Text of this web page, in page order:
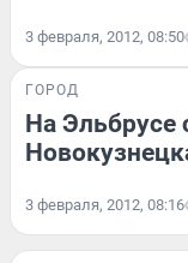
3 февраля, 2012, 08:50
ГОРОД
На Эльбрусе
3 февраля, 2012, 08:16